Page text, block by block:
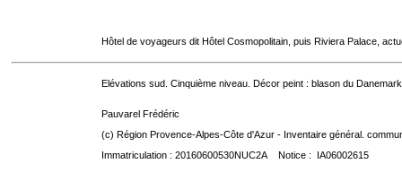
Hôtel de voyageurs dit Hôtel Cosmopolitain, puis Riviera Palace,
Elévations sud. Cinquième niveau. Décor peint : blason du
Pauvarel Frédéric
(c) Région Provence-Alpes-Côte d'Azur - Inventaire général.
Immatriculation : 20160600530NUC2A Notice : IA06002615